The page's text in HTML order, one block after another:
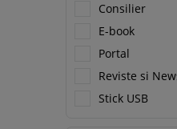
Consilier
E-book
Portal
Reviste si
Stick USB